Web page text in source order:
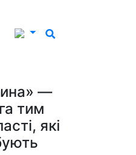
—
тим
які